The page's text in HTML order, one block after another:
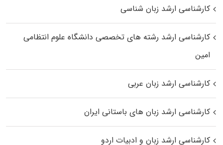
کارشناسی ارشد زبان شناسی
کارشناسی ارشد رﺷﺘﻪ ﻫﺎی تخصصی داﻧﺸﮕﺎه ﻋﻠﻮم انتظامی
اﻣﻴﻦ
کارشناسی ارشد زبان عربی
کارشناسی ارشد زبان‌ های باستانی ایران
کارشناسی ارشد زبان و ادبیات اردو